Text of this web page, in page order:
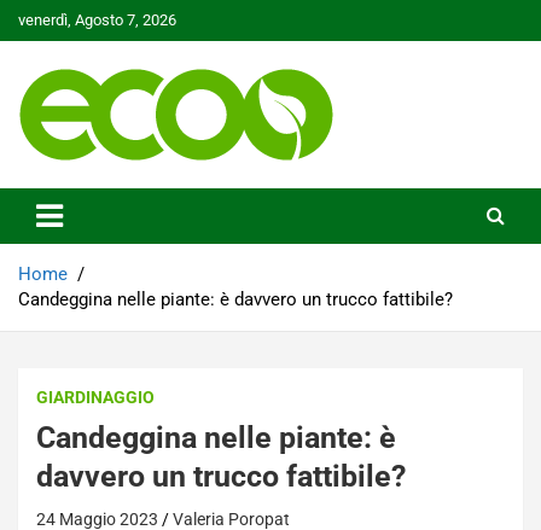
to
venerdì, Agosto 7, 2026
Ecoo.it
Home
Candeggina nelle piante: è davvero un trucco fattibile?
GIARDINAGGIO
Candeggina nelle piante: è
davvero un trucco fattibile?
24 Maggio 2023 Valeria Poropat